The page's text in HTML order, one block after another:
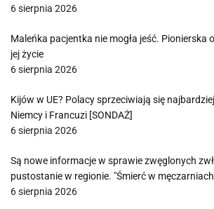
6 sierpnia 2026
Maleńka pacjentka nie mogła jeść. Pionierska
jej życie
6 sierpnia 2026
Kijów w UE? Polacy sprzeciwiają się
Niemcy i Francuzi [SONDAŻ]
6 sierpnia 2026
Są nowe informacje w sprawie zwęglonych
pustostanie w regionie. "Śmierć w
6 sierpnia 2026